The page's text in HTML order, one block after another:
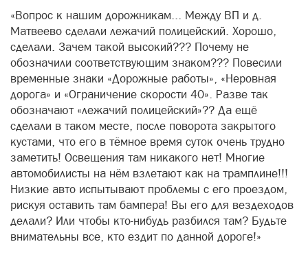
«Вопрос к нашим дорожникам... Между ВП и д.
Матвеево сделали лежачий полицейский. Хорошо,
сделали. Зачем такой высокий??? Почему не
обозначили соответствующим знаком??? Повесили
временные знаки «Дорожные работы», «Неровная
дорога» и «Ограничение скорости 40». Разве так
обозначают «лежачий полицейский»?? Да ещё
сделали в таком месте, после поворота закрытого
кустами, что его в тёмное время суток очень трудно
заметить! Освещения там никакого нет! Многие
автомобилисты на нём взлетают как на трамплине!!!
Низкие авто испытывают проблемы с его проездом,
рискуя оставить там бампера! Вы его для вездеходов
делали? Или чтобы кто-нибудь разбился там? Будьте
внимательны все, кто ездит по данной дороге!»